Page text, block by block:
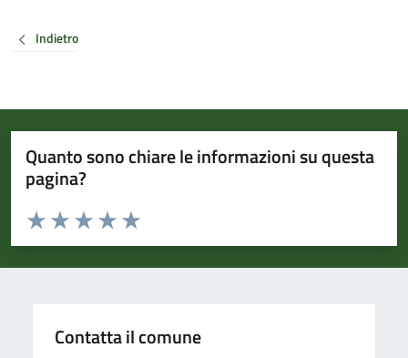
Indietro
Quanto sono chiare le informazioni su questa
pagina?
Valuta da 1 a 5 stelle la pagina
Valuta 5 stelle su 5
Valuta 4 stelle su 5
Valuta 3 stelle su 5
Valuta 2 stelle su 5
Valuta 1 stelle su 5
Contatta il comune